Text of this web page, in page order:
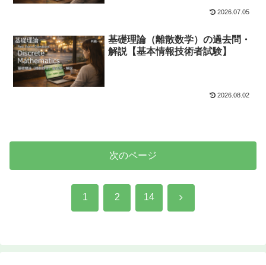
2026.07.05
基礎理論
基礎理論（離散数学）の過去問・
解説【基本情報技術者試験】
2026.08.02
次のページ
1 2 14 次